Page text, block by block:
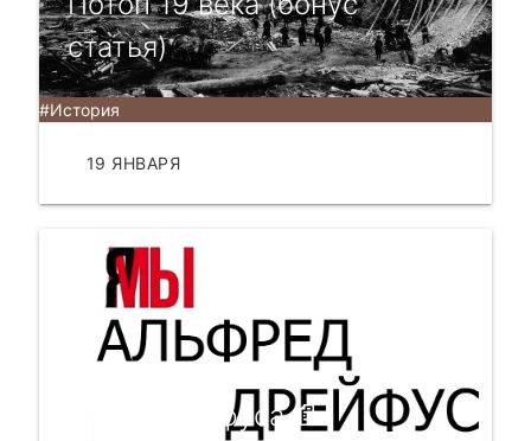
статья)
#История
19 ЯНВАРЯ
Дело Дрейфуса 📄